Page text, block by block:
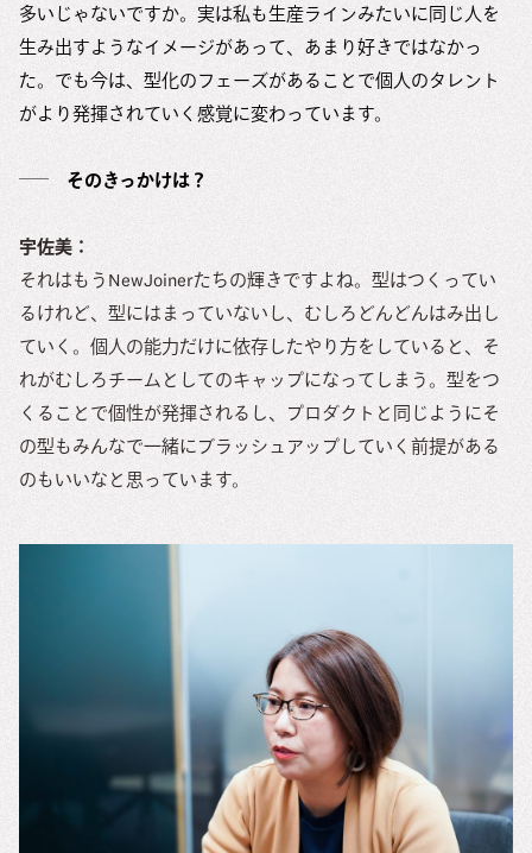
多いじゃないですか。実は私も生産ラインみたいに同じ人を
生み出すようなイメージがあって、あまり好きではなかっ
た。でも今は、型化のフェーズがあることで個人のタレント
がより発揮されていく感覚に変わっています。
そのきっかけは？
宇佐美：
それはもうNewJoinerたちの輝きですよね。型はつくってい
るけれど、型にはまっていないし、むしろどんどんはみ出し
ていく。個人の能力だけに依存したやり方をしていると、そ
れがむしろチームとしてのキャップになってしまう。型をつ
くることで個性が発揮されるし、プロダクトと同じようにそ
の型もみんなで一緒にブラッシュアップしていく前提がある
のもいいなと思っています。